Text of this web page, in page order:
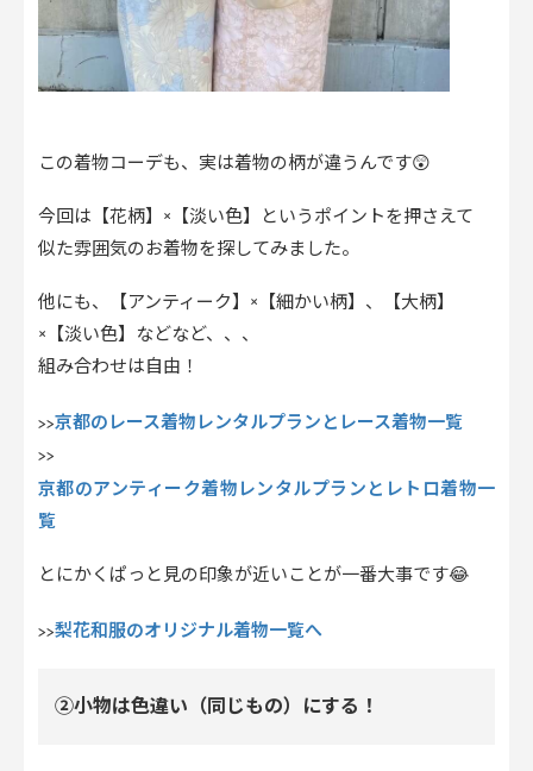
この着物コーデも、実は着物の柄が違うんです😲
今回は【花柄】×【淡い色】というポイントを押さえて
似た雰囲気のお着物を探してみました。
他にも、【アンティーク】×【細かい柄】、【大柄】
×【淡い色】などなど、、、
組み合わせは自由！
>>京都のレース着物レンタルプランとレース着物一覧
>>
京都のアンティーク着物レンタルプランとレトロ着物一
覧
とにかくぱっと見の印象が近いことが一番大事です😂
>>梨花和服のオリジナル着物一覧へ
②小物は色違い（同じもの）にする！